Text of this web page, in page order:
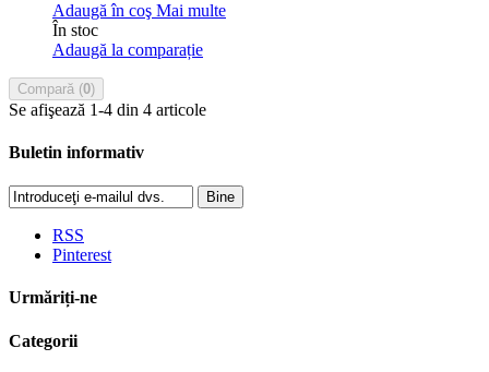
Adaugă în coş Mai multe
În stoc
Adaugă la comparație
Compară (0)
Se afişează 1-4 din 4 articole
Buletin informativ
Bine
RSS
Pinterest
Urmăriți-ne
Categorii